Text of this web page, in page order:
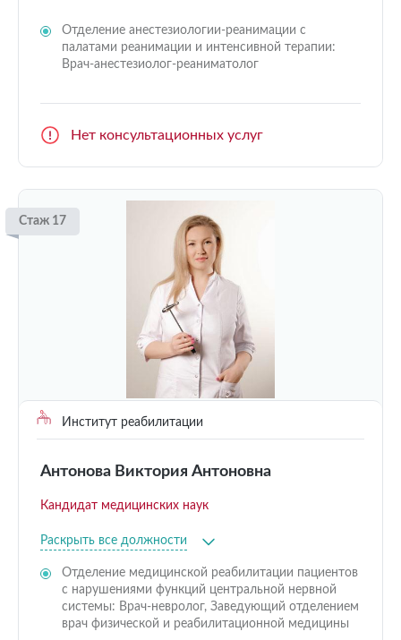
Отделение анестезиологии-реанимации с
палатами реанимации и интенсивной терапии:
Врач-анестезиолог-реаниматолог
Нет консультационных услуг
Стаж 17
Институт реабилитации
Антонова Виктория Антоновна
Кандидат медицинских наук
Раскрыть все должности
Отделение медицинской реабилитации пациентов
с нарушениями функций центральной нервной
системы: Врач-невролог, Заведующий отделением
врач физической и реабилитационной медицины